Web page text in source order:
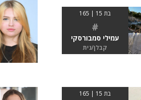
בת 15 | 165
#
עמילי סמבורסקי
קבלן/נית
בת 15 | 165